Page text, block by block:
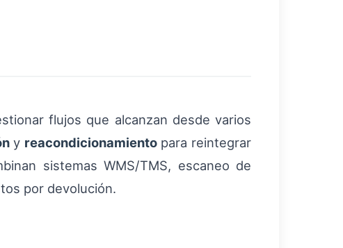
flujos que alcanzan desde varios
y reacondicionamientopara reintegrar
sistemas WMS/TMS, escaneo de
por devolución.